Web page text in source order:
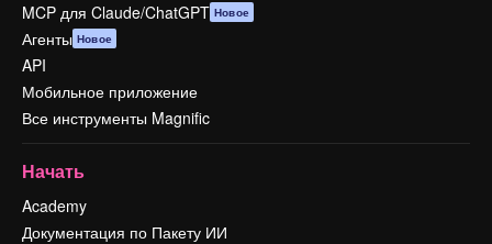
MCP для Claude/ChatGPT Новое
Агенты Новое
API
Мобильное приложение
Все инструменты Magnific
Начать
Academy
Документация по Пакету ИИ